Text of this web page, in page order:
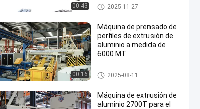
00:43
Máquina de extrusión de alum
inio
2025-11-27
00:16
Máquina de prensado de
perfiles de extrusión de
aluminio a medida de
6000 MT
Máquina de extrusión de alum
inio
2025-08-11
Máquina de extrusión de
aluminio 2700T para el